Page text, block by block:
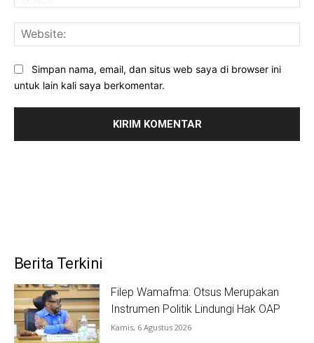
Simpan nama, email, dan situs web saya di browser ini
untuk lain kali saya berkomentar.
Berita Terkini
Filep Wamafma: Otsus Merupakan
Instrumen Politik Lindungi Hak OAP
Kamis, 6 Agustus 2026